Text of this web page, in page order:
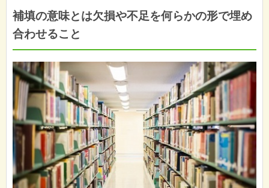
補填の意味とは欠損や不足を何らかの形で埋め
合わせること